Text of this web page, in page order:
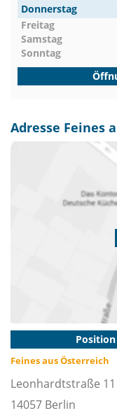
Donnerstag
Freitag
Samstag
Sonntag
Adresse Feines
Feines aus Österreich
Leonhardtstraße 11
14057 Berlin